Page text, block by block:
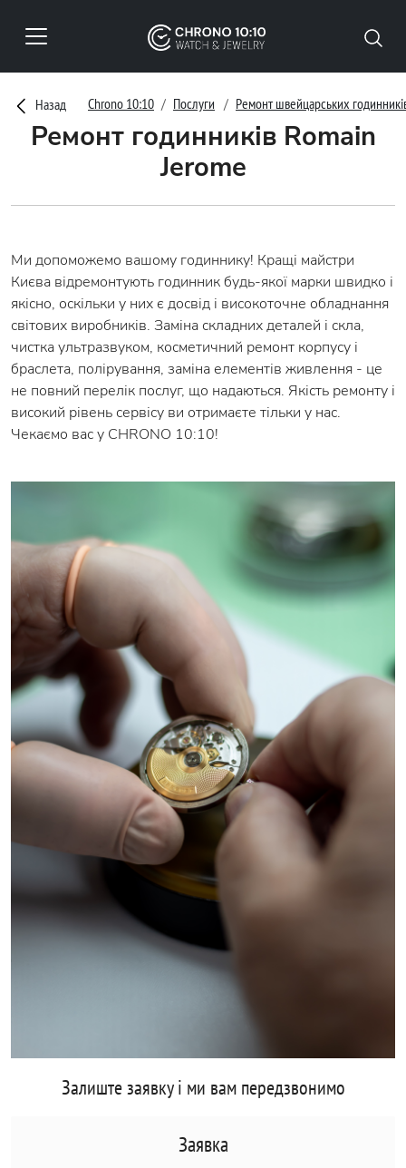
Назад Chrono 10:10 Послуги Ремонт швейцарських
Ремонт годинників Romain
Jerome
Ми допоможемо вашому годиннику! Кращі майстри
Києва відремонтують годинник будь-якої марки швидко і
якісно, оскільки у них є досвід і високоточне обладнання
світових виробників. Заміна складних деталей і скла,
чистка ультразвуком, косметичний ремонт корпусу і
браслета, полірування, заміна елементів живлення - це
не повний перелік послуг, що надаються. Якість ремонту і
високий рівень сервісу ви отримаєте тільки у нас.
Чекаємо вас у CHRONO 10:10!
Залиште заявку і ми вам передзвонимо
Заявка